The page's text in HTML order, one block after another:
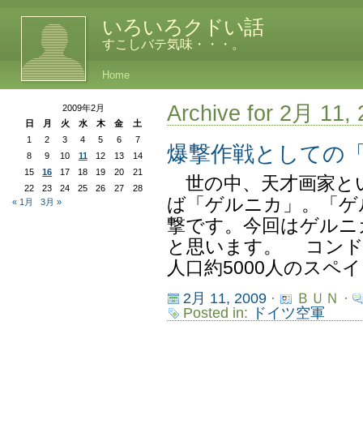
いろいろクドい話
すこしバテ気味・・・。
Home
Archive for 2月 11,
爆撃作戦としての
世の中、天才画家と
ば「ゲルニカ」。「
撃です。今回はゲル
と思います。 コンド
人口約5000人のスペ
2月 11, 2009·
ＢＵＮ ·
Posted in:
ドイツ空軍
2009年2月
日
月 火 水 木 金
土
1
2 3 4 5 6
7
8
9 10 11 12 13
14
15
16 17 18 19 20
21
22
23 24 25 26 27
28
« 1月
3月 »